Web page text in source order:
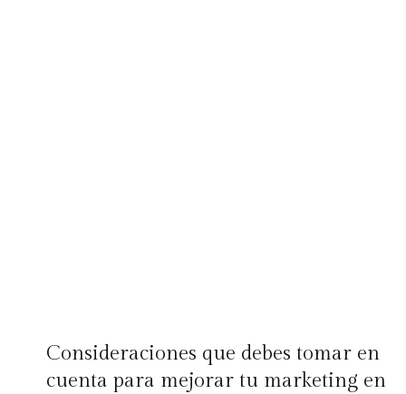
Consideraciones que debes tomar en
cuenta para mejorar tu marketing en